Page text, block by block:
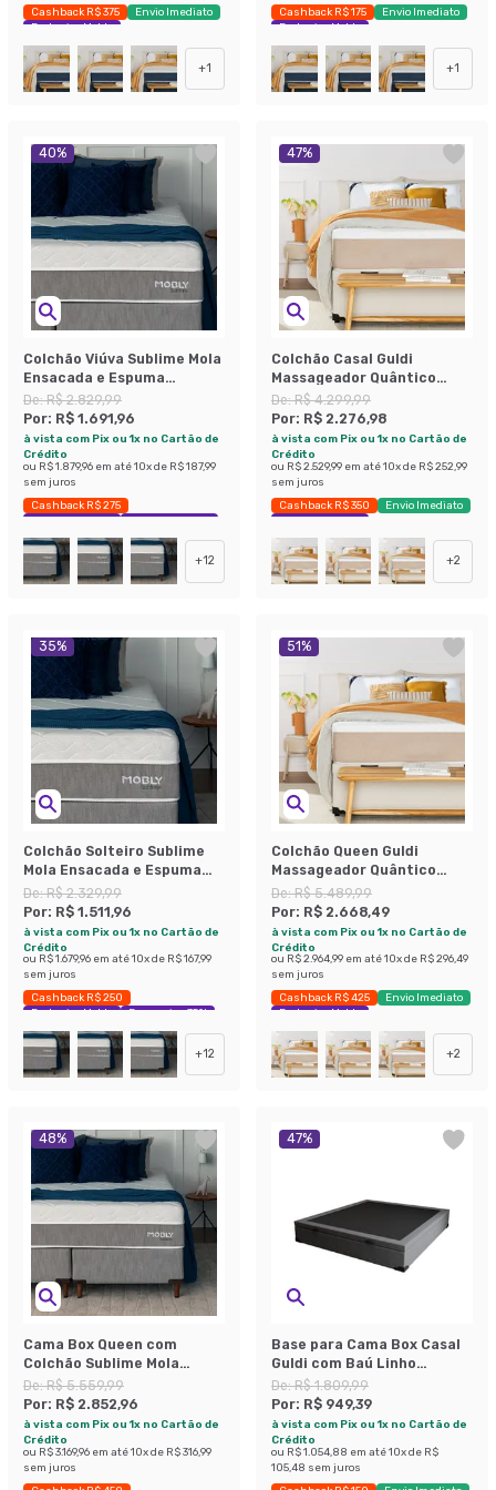
Cashback R$ 375
Envio Imediato
Exclusivo Mobly
+1
Cashback R$ 175
Envio Imediato
Exclusivo Mobly
+1
40%
Colchão Viúva Sublime Mola
Ensacada e Espuma
Viscoelástica (32x128x188)
Cinza e Branco
De:R$ 2.829,99
Por: R$ 1.691,96
à vista com Pix ou 1x no Cartão de
Crédito
ou R$ 1.879,96 em até10x de R$ 187,99
sem juros
Cashback R$ 275
Exclusivo Mobly
Economize 40%
+12
47%
Colchão Casal Guldi
Massageador Quântico
Molas Ensacadas
(30x138x188) Branco e Bege
De:R$ 4.299,99
Por: R$ 2.276,98
à vista com Pix ou 1x no Cartão de
Crédito
ou R$ 2.529,99 em até10x de R$ 252,99
sem juros
Cashback R$ 350
Envio Imediato
Exclusivo Mobly
+2
35%
Colchão Solteiro Sublime
Mola Ensacada e Espuma
Viscoelástica (32x88x188)
Cinza e Branco
De:R$ 2.329,99
Por: R$ 1.511,96
à vista com Pix ou 1x no Cartão de
Crédito
ou R$ 1.679,96 em até10x de R$ 167,99
sem juros
Cashback R$ 250
Exclusivo Mobly
Economize 35%
+12
51%
Colchão Queen Guldi
Massageador Quântico
Molas Ensacadas
(30x158x198) Branco e Bege
De:R$ 5.489,99
Por: R$ 2.668,49
à vista com Pix ou 1x no Cartão de
Crédito
ou R$ 2.964,99 em até10x de R$ 296,49
sem juros
Cashback R$ 425
Envio Imediato
Exclusivo Mobly
+2
48%
Cama Box Queen com
Colchão Sublime Mola
Ensacada e Espuma
Viscoelástica (32x158x198)
Cinza e Branco
De:R$ 5.559,99
Por: R$ 2.852,96
à vista com Pix ou 1x no Cartão de
Crédito
ou R$ 3.169,96 em até10x de R$ 316,99
sem juros
47%
Base para Cama Box Casal
Guldi com Baú Linho
(47x138x188 cm) Cinza
De:R$ 1.809,99
Por: R$ 949,39
à vista com Pix ou 1x no Cartão de
Crédito
ou R$ 1.054,88 em até10x de R$
105,48 sem juros